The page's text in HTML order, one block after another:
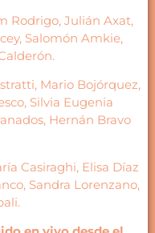
Rodrigo, Julián Axat,
Salomón Amkie,
Mario Bojórquez,
Silvia Eugenia
Hernán Bravo
Casiraghi, Elisa Díaz
Sandra Lorenzano,